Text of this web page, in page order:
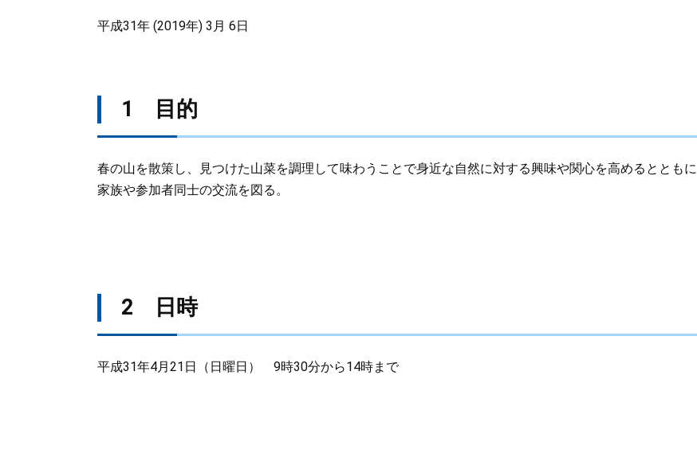
平成31年 (2019年) 3月 6日
1 目的
春の山を散策し、見つけた山菜を調理して味わうことで身近な自然に対する興味や関心を高めるとともに
家族や参加者同士の交流を図る。
2 日時
平成31年4月21日（日曜日） 9時30分から14時まで